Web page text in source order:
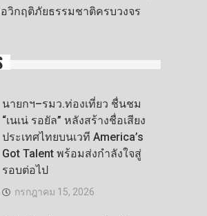
วิกฤติภัยธรรมชาติครบวงจร
นายกฯ–รมว.ท่องเที่ยว ชื่นชม
“เนเน่ รอยัล” หลังสร้างชื่อเสียง
ประเทศไทยบนเวที America’s
Got Talent พร้อมส่งกำลังใจสู่
รอบต่อไป
กรกฎาคม 15, 2026